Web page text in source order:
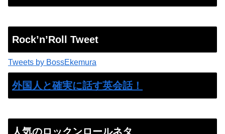
Rock’n’Roll Tweet
Tweets by BossEkemura
外国人と確実に話す英会話！
人気のロックンロールネタ